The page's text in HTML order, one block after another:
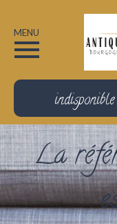
MENU
indisponible
La